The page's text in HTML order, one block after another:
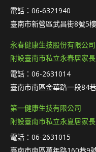
電話：06-6321940
臺南市新營區武昌街8號5樓
永春健康生技股份有限公司
附設臺南市私立永春居家
電話：06-2631014
臺南市南區金華路一段84
第一健康生技有限公司
附設臺南市私立永夏居家
電話：06-2631015
臺南市南區萬年路160巷9